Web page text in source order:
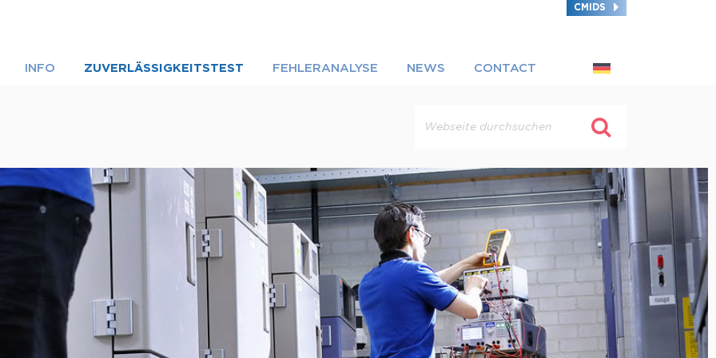
INFO ZUVERLÄSSIGKEITSTEST FEHLERANALYSE NEWS CONTACT
CMIDS